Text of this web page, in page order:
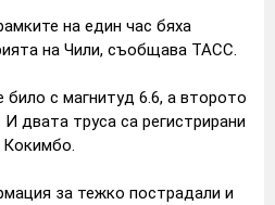
на един час бяха
на Чили, съобщава ТАСС.
с магнитуд 6.6, а второто
двата труса са регистрирани
Кокимбо.
за тежко пострадали и